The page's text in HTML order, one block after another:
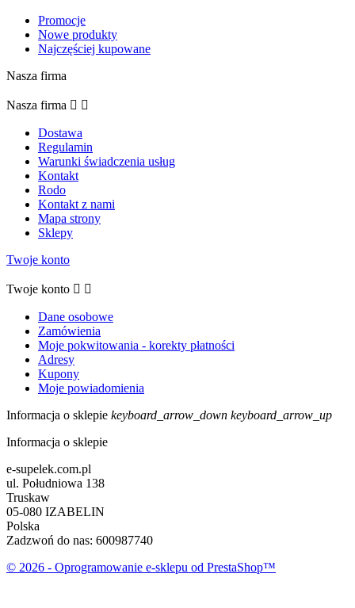
Promocje
Nowe produkty
Najczęściej kupowane
Nasza firma
Nasza firma  
Dostawa
Regulamin
Warunki świadczenia usług
Kontakt
Rodo
Kontakt z nami
Mapa strony
Sklepy
Twoje konto
Twoje konto  
Dane osobowe
Zamówienia
Moje pokwitowania - korekty płatności
Adresy
Kupony
Moje powiadomienia
Informacja o sklepie keyboard_arrow_down keyboard_arrow_up
Informacja o sklepie
e-supelek.com.pl
ul. Południowa 138
Truskaw
05-080 IZABELIN
Polska
Zadzwoń do nas: 600987740
© 2026 - Oprogramowanie e-sklepu od PrestaShop™